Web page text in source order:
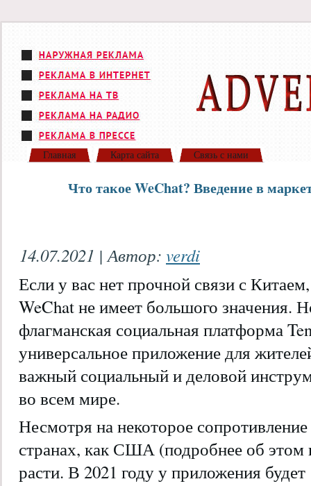
Главная Карта сайта Связь с нами
Что такое WeChat? Введение в
14.07.2021 | Автор: verdi
Если у вас нет прочной связи с
WeChat не имеет большого значения.
флагманская социальная платформа
универсальное приложение для
важный социальный и деловой
во всем мире.
Несмотря на некоторое
странах, как США (подробнее об этом
расти. В 2021 году у приложения